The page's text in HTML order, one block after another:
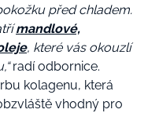
před chladem.
mandlové,
, které vás okouzlí
radí odbornice.
kolagenu, která
vhodný pro